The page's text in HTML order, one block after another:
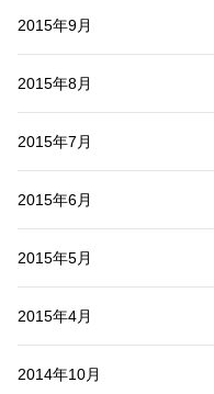
2015年9月
2015年8月
2015年7月
2015年6月
2015年5月
2015年4月
2014年10月